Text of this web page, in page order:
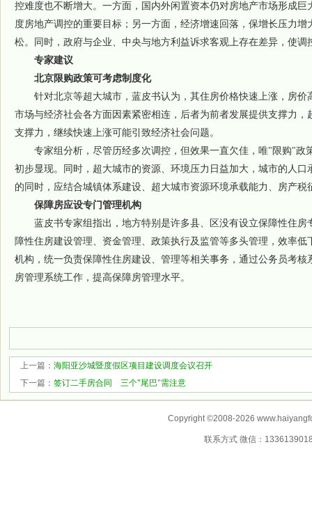
控难度也不断增大。一方面，国内外闲置资本仍对房地产市场形成
度房地产调控的重要目标；另一方面，经济增速回落，保增长压力
松。同时，政府与企业、中央与地方利益诉求客观上存在差异，使调
专家建议
北京限购政策可考虑制度化
针对北京等超大城市，蓝皮书认为，其住房价格快速上涨，房价
市场与经济社会各方面因素紧密相连，后者为前者发展提供支撑力
支撑力，继续快速上涨可能引致经济社会问题。
专家组分析，尽管历经多次调控，但效果一直欠佳，唯"限购"政
初步显现。同时，超大城市的资源、环境压力日益加大，城市的人
的同时，应结合城镇体系建设、超大城市资源环境承载能力、房产
保障房应设专门管理机构
蓝皮书专家组指出，地方特别是许多县、区没有设立保障性住房
障性住房建设管理、资金管理、政策执行及监管等多头管理，效率
机构，统一负责保障性住房建设、管理等相关事务，通过公务员考
房管理系统工作，提高保障房管理水平。
上一篇： 海阳亚沙城暨度假区项目建设调度会议召开
下一篇： 签订二手房合同 三个"尾巴"需注意
Copyright ©2008-2026
联系方式 微信：